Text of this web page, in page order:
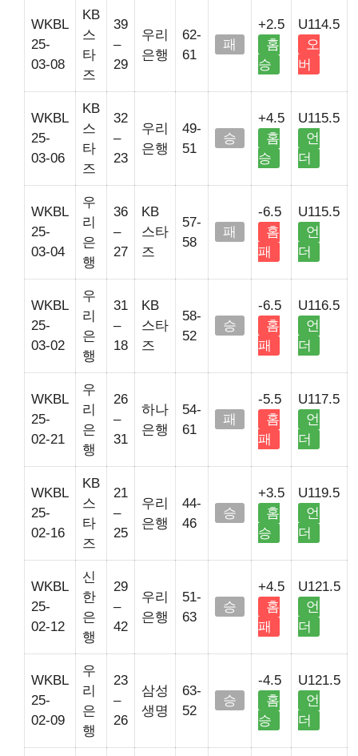
WKBL
25-
03-08
KB
스
타
즈
39
–
29
우리
은행
62-
61
패
+2.5
홈
승
U114.5
오
버
WKBL
25-
03-06
KB
스
타
즈
32
–
23
우리
은행
49-
51
승
+4.5
홈
승
U115.5
언
더
WKBL
25-
03-04
우
리
은
행
36
–
27
KB
스타
즈
57-
58
패
-6.5
홈
패
U115.5
언
더
WKBL
25-
03-02
우
리
은
행
31
–
18
KB
스타
즈
58-
52
승
-6.5
홈
패
U116.5
언
더
WKBL
25-
02-21
우
리
은
행
26
–
31
하나
은행
54-
61
패
-5.5
홈
패
U117.5
언
더
WKBL
25-
02-16
KB
스
타
즈
21
–
25
우리
은행
44-
46
승
+3.5
홈
승
U119.5
언
더
WKBL
25-
02-12
신
한
은
행
29
–
42
우리
은행
51-
63
승
+4.5
홈
패
U121.5
언
더
WKBL
25-
02-09
우
리
은
행
23
–
26
삼성
생명
63-
52
승
-4.5
홈
승
U121.5
언
더